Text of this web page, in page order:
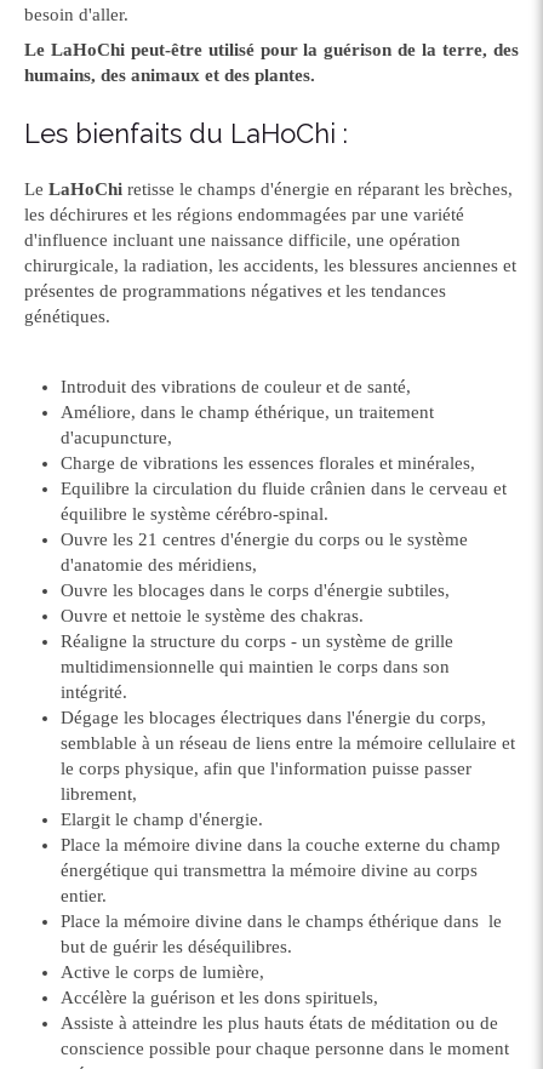
besoin d'aller.
Le LaHoChi peut-être utilisé pour la guérison de la terre, des
humains, des animaux et des plantes.
Les bienfaits du LaHoChi :
Le LaHoChi retisse le champs d'énergie en réparant les brèches,
les déchirures et les régions endommagées par une variété
d'influence incluant une naissance difficile, une opération
chirurgicale, la radiation, les accidents, les blessures anciennes et
présentes de programmations négatives et les tendances
génétiques.
Introduit des vibrations de couleur et de santé,
Améliore, dans le champ éthérique, un traitement
d'acupuncture,
Charge de vibrations les essences florales et minérales,
Equilibre la circulation du fluide crânien dans le cerveau et
équilibre le système cérébro-spinal.
Ouvre les 21 centres d'énergie du corps ou le système
d'anatomie des méridiens,
Ouvre les blocages dans le corps d'énergie subtiles,
Ouvre et nettoie le système des chakras.
Réaligne la structure du corps - un système de grille
multidimensionnelle qui maintien le corps dans son
intégrité.
Dégage les blocages électriques dans l'énergie du corps,
semblable à un réseau de liens entre la mémoire cellulaire et
le corps physique, afin que l'information puisse passer
librement,
Elargit le champ d'énergie.
Place la mémoire divine dans la couche externe du champ
énergétique qui transmettra la mémoire divine au corps
entier.
Place la mémoire divine dans le champs éthérique dans le
but de guérir les déséquilibres.
Active le corps de lumière,
Accélère la guérison et les dons spirituels,
Assiste à atteindre les plus hauts états de méditation ou de
conscience possible pour chaque personne dans le moment